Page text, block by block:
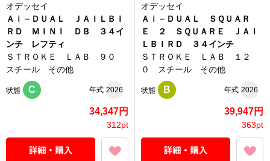
オデッセイ
Ａｉ－ＤＵＡＬ ＪＡＩＬＢＩ
ＲＤ ＭＩＮＩ ＤＢ ３４イ
ンチ レフティ
ＳＴＲＯＫＥ ＬＡＢ ９０
スチール その他
状態 C 年式 2026
34,347円
312pt
オデッセイ
Ａｉ－ＤＵＡＬ ＳＱＵＡＲ
Ｅ ２ ＳＱＵＡＲＥ ＪＡＩ
ＬＢＩＲＤ ３４インチ
ＳＴＲＯＫＥ ＬＡＢ １２
０ スチール その他
状態 B 年式 2026
39,947円
363pt